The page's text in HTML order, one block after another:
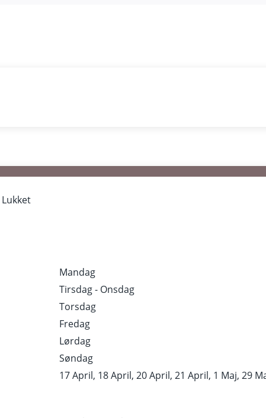
Lukket
Mandag
Tirsdag - Onsdag
Torsdag
Fredag
Lørdag
Søndag
17 April, 18 April, 20 April, 21 April, 1 Maj, 29